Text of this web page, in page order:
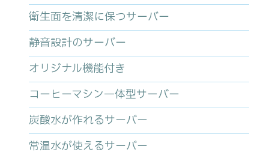
衛生面を清潔に保つサーバー
静音設計のサーバー
オリジナル機能付き
コーヒーマシン一体型サーバー
炭酸水が作れるサーバー
常温水が使えるサーバー